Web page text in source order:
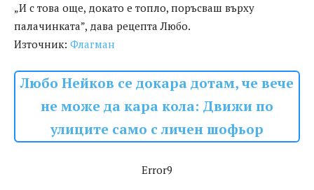
„И с това още, докато е топло, поръсваш върху
палачинката”, дава рецепта Любо.
Източник: Флагман
Любо Нейков се докара дотам, че вече
не може да кара кола: Движи по
улиците само с личен шофьор
Error9